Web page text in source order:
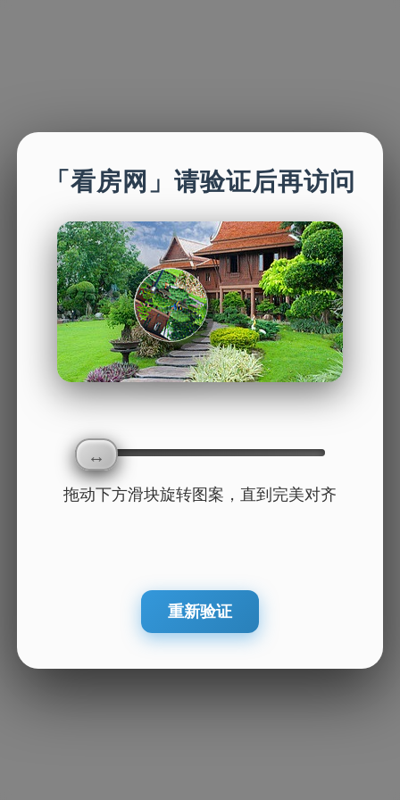
「看房网」请验证后再访问
拖动下方滑块旋转图案，直到完美对齐
重新验证